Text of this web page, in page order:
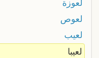
لعوزة
لعوص
لعيب
لعيبا